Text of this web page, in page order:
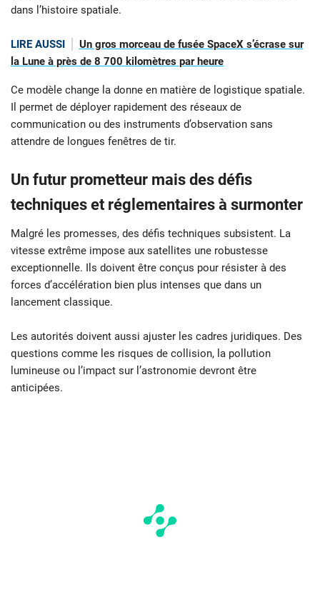
dans l’histoire spatiale.
LIRE AUSSI
Un gros morceau de fusée SpaceX s’écrase sur
la Lune à près de 8 700 kilomètres par heure
Ce modèle change la donne en matière de logistique spatiale.
Il permet de déployer rapidement des réseaux de
communication ou des instruments d’observation sans
attendre de longues fenêtres de tir.
Un futur prometteur mais des défis
techniques et réglementaires à surmonter
Malgré les promesses, des défis techniques subsistent. La
vitesse extrême impose aux satellites une robustesse
exceptionnelle. Ils doivent être conçus pour résister à des
forces d’accélération bien plus intenses que dans un
lancement classique.
Les autorités doivent aussi ajuster les cadres juridiques. Des
questions comme les risques de collision, la pollution
lumineuse ou l’impact sur l’astronomie devront être
anticipées.